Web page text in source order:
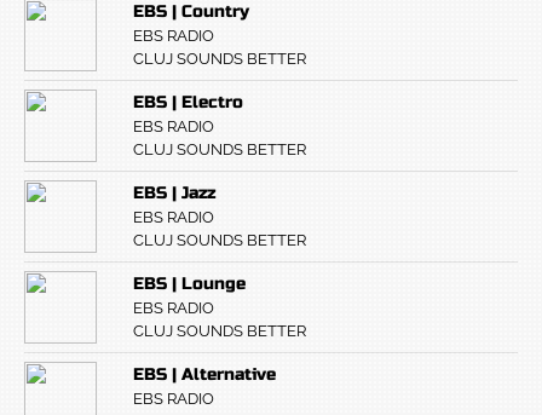
EBS | Country
EBS RADIO
CLUJ SOUNDS BETTER
EBS | Electro
EBS RADIO
CLUJ SOUNDS BETTER
EBS | Jazz
EBS RADIO
CLUJ SOUNDS BETTER
EBS | Lounge
EBS RADIO
CLUJ SOUNDS BETTER
EBS | Alternative
EBS RADIO